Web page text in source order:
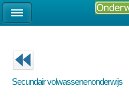
Secundair volwassenenonderwijs